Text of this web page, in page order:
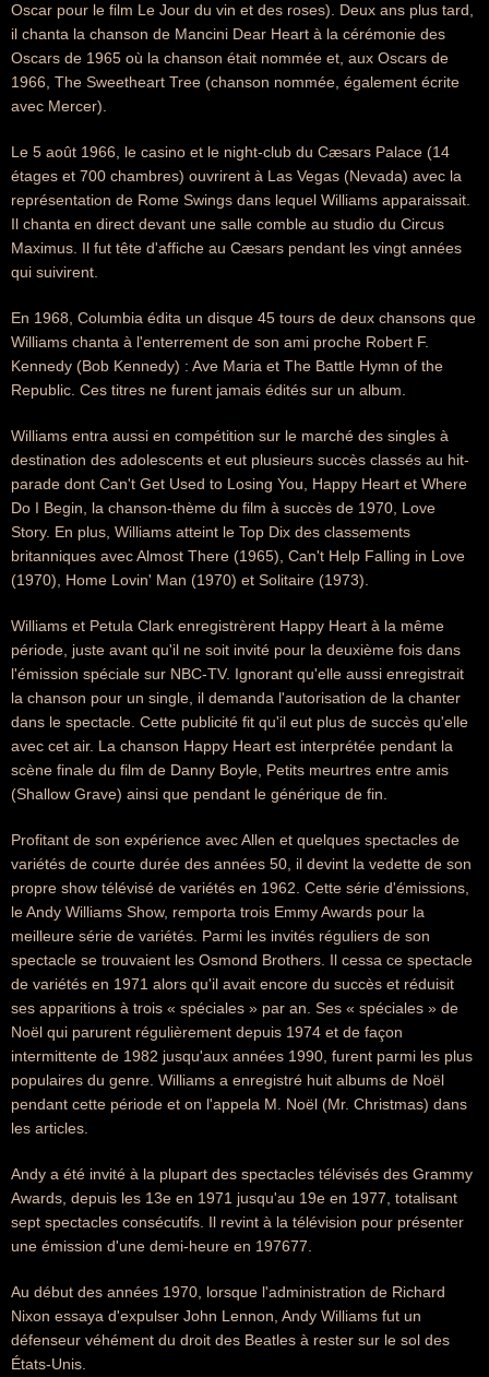
Oscar pour le film Le Jour du vin et des roses). Deux ans plus tard,
il chanta la chanson de Mancini Dear Heart à la cérémonie des
Oscars de 1965 où la chanson était nommée et, aux Oscars de
1966, The Sweetheart Tree (chanson nommée, également écrite
avec Mercer).
Le 5 août 1966, le casino et le night-club du Cæsars Palace (14
étages et 700 chambres) ouvrirent à Las Vegas (Nevada) avec la
représentation de Rome Swings dans lequel Williams apparaissait.
Il chanta en direct devant une salle comble au studio du Circus
Maximus. Il fut tête d'affiche au Cæsars pendant les vingt années
qui suivirent.
En 1968, Columbia édita un disque 45 tours de deux chansons que
Williams chanta à l'enterrement de son ami proche Robert F.
Kennedy (Bob Kennedy) : Ave Maria et The Battle Hymn of the
Republic. Ces titres ne furent jamais édités sur un album.
Williams entra aussi en compétition sur le marché des singles à
destination des adolescents et eut plusieurs succès classés au hit-
parade dont Can't Get Used to Losing You, Happy Heart et Where
Do I Begin, la chanson-thème du film à succès de 1970, Love
Story. En plus, Williams atteint le Top Dix des classements
britanniques avec Almost There (1965), Can't Help Falling in Love
(1970), Home Lovin' Man (1970) et Solitaire (1973).
Williams et Petula Clark enregistrèrent Happy Heart à la même
période, juste avant qu'il ne soit invité pour la deuxième fois dans
l'émission spéciale sur NBC-TV. Ignorant qu'elle aussi enregistrait
la chanson pour un single, il demanda l'autorisation de la chanter
dans le spectacle. Cette publicité fit qu'il eut plus de succès qu'elle
avec cet air. La chanson Happy Heart est interprétée pendant la
scène finale du film de Danny Boyle, Petits meurtres entre amis
(Shallow Grave) ainsi que pendant le générique de fin.
Profitant de son expérience avec Allen et quelques spectacles de
variétés de courte durée des années 50, il devint la vedette de son
propre show télévisé de variétés en 1962. Cette série d'émissions,
le Andy Williams Show, remporta trois Emmy Awards pour la
meilleure série de variétés. Parmi les invités réguliers de son
spectacle se trouvaient les Osmond Brothers. Il cessa ce spectacle
de variétés en 1971 alors qu'il avait encore du succès et réduisit
ses apparitions à trois « spéciales » par an. Ses « spéciales » de
Noël qui parurent régulièrement depuis 1974 et de façon
intermittente de 1982 jusqu'aux années 1990, furent parmi les plus
populaires du genre. Williams a enregistré huit albums de Noël
pendant cette période et on l'appela M. Noël (Mr. Christmas) dans
les articles.
Andy a été invité à la plupart des spectacles télévisés des Grammy
Awards, depuis les 13e en 1971 jusqu'au 19e en 1977, totalisant
sept spectacles consécutifs. Il revint à la télévision pour présenter
une émission d'une demi-heure en 197677.
Au début des années 1970, lorsque l'administration de Richard
Nixon essaya d'expulser John Lennon, Andy Williams fut un
défenseur véhément du droit des Beatles à rester sur le sol des
États-Unis.